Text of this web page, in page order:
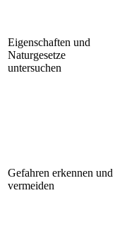
Eigenschaften und
Naturgesetze
untersuchen
Gefahren erkennen und
vermeiden